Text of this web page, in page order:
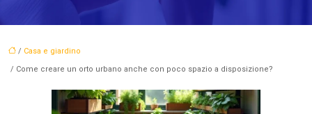
/ Casa e giardino
/ Come creare un orto urbano anche con poco spazio a disposizione?